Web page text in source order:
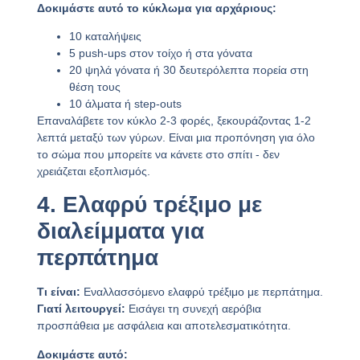
Δοκιμάστε αυτό το κύκλωμα για αρχάριους:
10 καταλήψεις
5 push-ups στον τοίχο ή στα γόνατα
20 ψηλά γόνατα ή 30 δευτερόλεπτα πορεία στη
θέση τους
10 άλματα ή step-outs
Επαναλάβετε τον κύκλο 2-3 φορές, ξεκουράζοντας 1-2
λεπτά μεταξύ των γύρων. Είναι μια προπόνηση για όλο
το σώμα που μπορείτε να κάνετε στο σπίτι - δεν
χρειάζεται εξοπλισμός.
4. Ελαφρύ τρέξιμο με
διαλείμματα για
περπάτημα
Τι είναι: Εναλλασσόμενο ελαφρύ τρέξιμο με περπάτημα.
Γιατί λειτουργεί: Εισάγει τη συνεχή αερόβια
προσπάθεια με ασφάλεια και αποτελεσματικότητα.
Δοκιμάστε αυτό: